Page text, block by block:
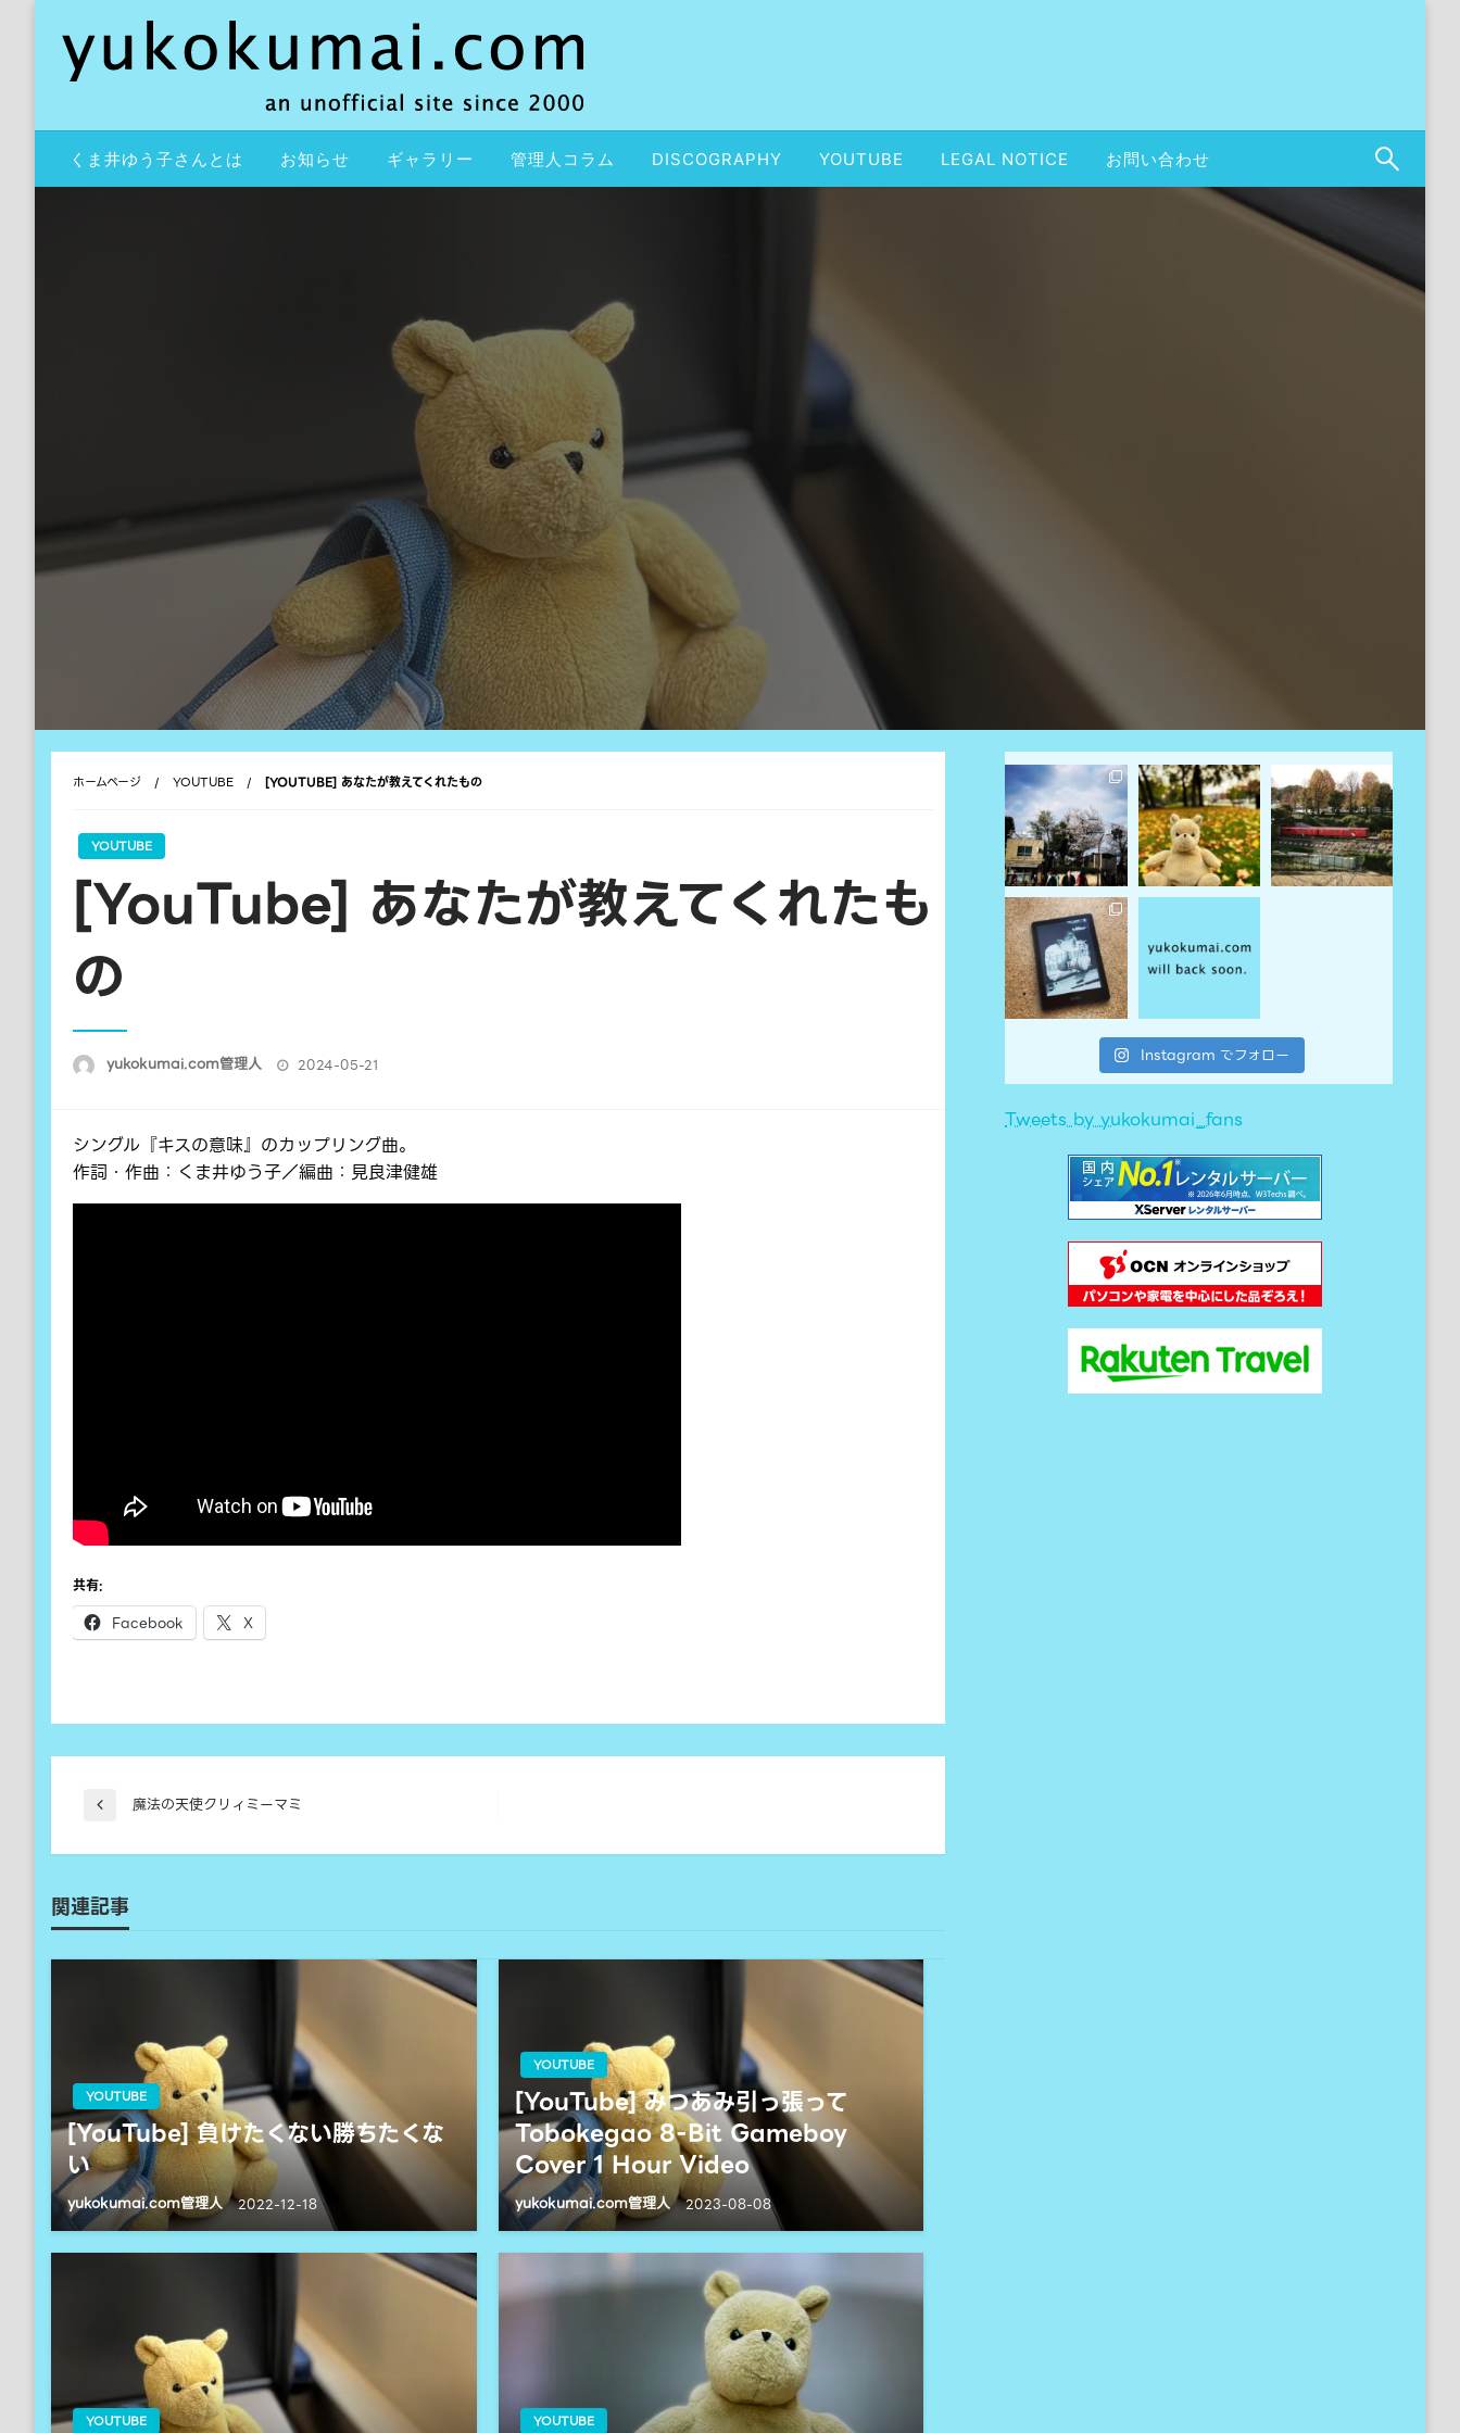
yukokumai.com
an unofficial site since 2000
くま井ゆう子さんとは お知らせ ギャラリー 管理人コラム DISCOGRAPHY YOUTUBE LEGAL NOTICE お問い合わせ
ホームページ YOUTUBE [YOUTUBE] あなたが教えてくれたもの
YOUTUBE
[YouTube] あなたが教えてくれたも
の
yukokumai.com管理人
投
2024-05-21
シングル『キスの意味』のカップリング曲。
作詞・作曲：くま井ゆう子／編曲：見良津健雄
共有:
Facebook X
投
稿
ナ
ー
シ
ョ
投
魔法の天使クリィミーマミ
関連記事
YOUTUBE
[YouTube] 負けたくない勝ちたくな
い
yukokumai.com管理人 2022-12-18
YOUTUBE
[YouTube] みつあみ引っ張って
Tobokegao 8-Bit Gameboy
Cover 1 Hour Video
yukokumai.com管理人 2023-08-08
YOUTUBE YOUTUBE
Instagram でフォロー
Tweets by yukokumai_fans